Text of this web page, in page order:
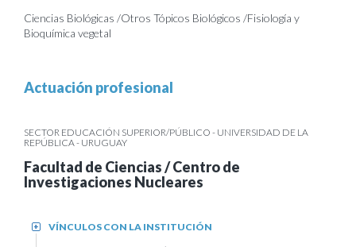
Ciencias Biológicas /Otros Tópicos Biológicos /Fisiología y
Bioquímica vegetal
Actuación profesional
SECTOR EDUCACIÓN SUPERIOR/PÚBLICO - UNIVERSIDAD DE LA
REPÚBLICA - URUGUAY
Facultad de Ciencias / Centro de
Investigaciones Nucleares
VÍNCULOS CON LA INSTITUCIÓN
+